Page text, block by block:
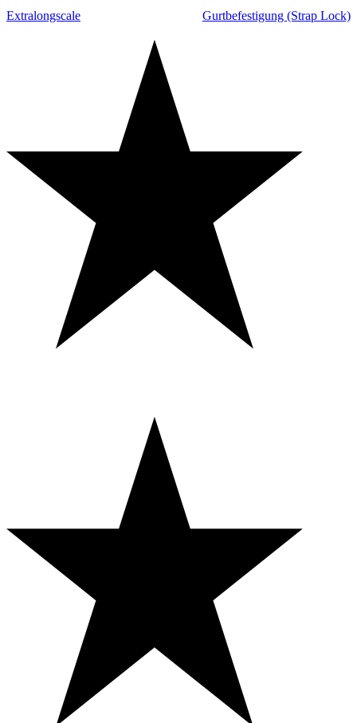
Gurtbefestigung (Strap Lock)
Extralongscale